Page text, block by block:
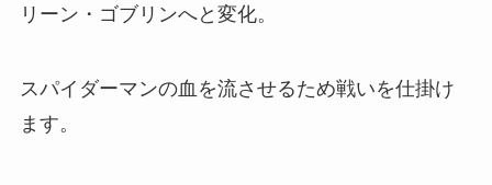
リーン・ゴブリンへと変化。
スパイダーマンの血を流させるため戦いを仕掛け
ます。